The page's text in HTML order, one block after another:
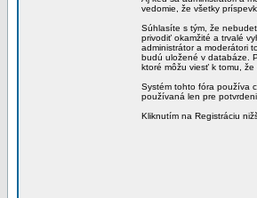
vedomie, že všetky
Súhlasíte s tým, že
privodiť okamžité a trvalé
administrátor a moderátori
budú uložené v databáze.
ktoré môžu viesť k tomu, že
Systém tohto fóra používa
používaná len pre
Kliknutím na Registráciu